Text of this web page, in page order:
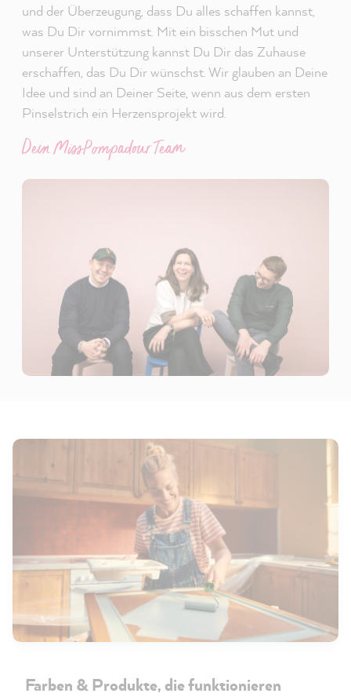
und der Überzeugung, dass Du alles schaffen kannst,
was Du Dir vornimmst. Mit ein bisschen Mut und
unserer Unterstützung kannst Du Dir das Zuhause
erschaffen, das Du Dir wünschst. Wir glauben an Deine
Idee und sind an Deiner Seite, wenn aus dem ersten
Pinselstrich ein Herzensprojekt wird.
Dein MissPompadour Team
Farben & Produkte, die funktionieren